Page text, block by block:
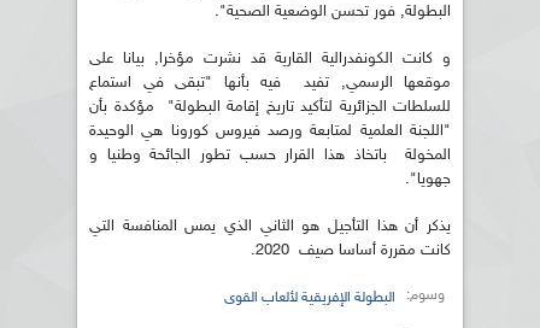
البطولة, فور تحسن الوضعية الصحية".
و كانت الكونفدرالية القارية قد نشرت مؤخرا, بيانا على
موقعها الرسمي, تفيد فيه بأنها "تبقى في استماع
للسلطات الجزائرية لتأكيد تاريخ إقامة البطولة" مؤكدة بأن
"اللجنة العلمية لمتابعة ورصد فيروس كورونا هي الوحيدة
المخولة باتخاذ هذا القرار حسب تطور الجائحة وطنيا و
جهويا".
يذكر أن هذا التأجيل هو الثاني الذي يمس المنافسة التي
كانت مقررة أساسا صيف 2020.
وسوم: البطولة الإفريقية لألعاب القوى